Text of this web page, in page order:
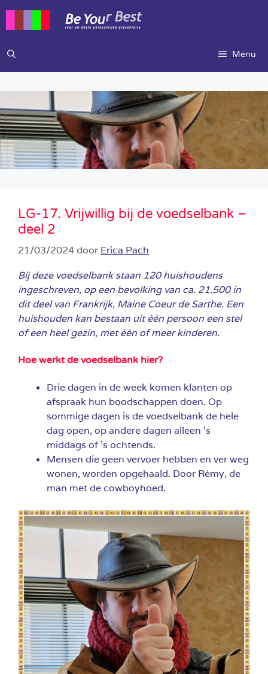
inhoud
Menu
LG-17. Vrijwillig bij de voedselbank –
deel 2
21/03/2024door Erica Pach
Bij deze voedselbank staan 120 huishoudens
ingeschreven, op een bevolking van ca. 21.500 in
dit deel van Frankrijk, Maine Coeur de Sarthe. Een
huishouden kan bestaan uit één persoon een stel
of een heel gezin, met één of meer kinderen.
Hoe werkt de voedselbank hier?
Drie dagen in de week komen klanten op
afspraak hun boodschappen doen. Op
sommige dagen is de voedselbank de hele
dag open, op andere dagen alleen ’s
middags of ’s ochtends.
Mensen die geen vervoer hebben en ver weg
wonen, worden opgehaald. Door Rémy, de
man met de cowboyhoed.